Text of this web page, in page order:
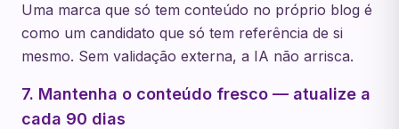
Uma marca que só tem conteúdo no próprio blog é
como um candidato que só tem referência de si
mesmo. Sem validação externa, a IA não arrisca.
7. Mantenha o conteúdo fresco — atualize a
cada 90 dias